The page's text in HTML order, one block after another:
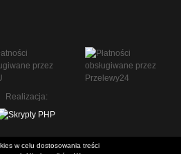
Realizacja:
w celu dostosowania treści